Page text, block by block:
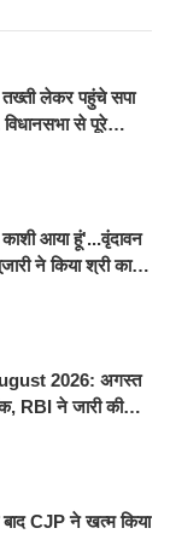
लेकर पहुंचे सपा
से पूरे
गया निलंबित
आया हूं'...वृंदावन
ने किया श्री काशी
2026: अगस्त
RBI ने जारी की
CJP ने खत्म किया